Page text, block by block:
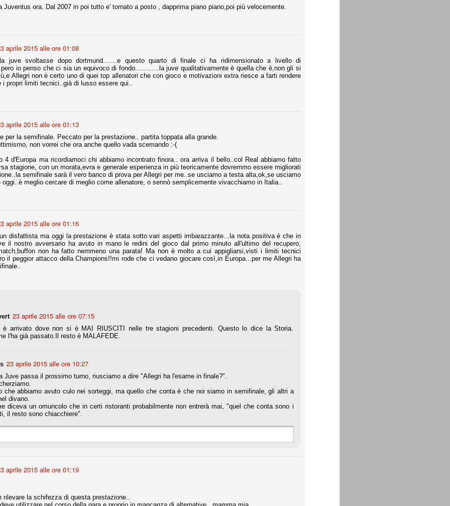
Juventus ora. Dal 2007 in poi tutto e' tornato a posto , dapprima piano piano,poi più velocemente.
aprile 2015 alle ore 01:08
juve svoltasse dopo dortmund.......e questo quarto di finale ci ha ridimensionato a livello di
io penso che ci sia un equivoco di fondo............la juve qualitativamente è quella che è,non gli si
Allegri non è certo uno di quei top allenatori che con gioco e motivazioni extra riesce a farti rendere
i propri limiti tecnici..già di lusso essere qui..
aprile 2015 alle ore 01:13
per la semifinale. Peccato per la prestazione.. partita toppata alla grande.
non vorrei che ora anche quello vada scemando :-(
4 d'Europa ma ricordiamoci chi abbiamo incontrato finora.. ora arriva il bello..col Real abbiamo fatto
stagione, con un morata,evra e generale esperienza in più teoricamente dovremmo essere migliorati
semifinale sarà il vero banco di prova per Allegri per me..se usciamo a testa alta,ok,se usciamo
oggi..è meglio cercare di meglio come allenatore, o sennò semplicemente vivacchiamo in Italia..
aprile 2015 alle ore 01:16
disfattista ma oggi la prestazione è stata sotto vari aspetti imbarazzante...la nota positiva è che in
il nostro avversario ha avuto in mano le redini del gioco dal primo minuto all'ultimo del recupero,
non ha fatto nemmeno una parata! Ma non è molto a cui appigliarsi,visti i limiti tecnici
il peggior attacco della Champions!!mi rode che ci vedano giocare così,in Europa...per me Allegri ha
23 aprile 2015 alle ore 07:15
è arrivato dove non si è MAI RIUSCITI nelle tre stagioni precedenti. Questo lo dice la Storia.
l'ha già passato.Il resto è MALAFEDE.
23 aprile 2015 alle ore 10:27
Juve passa il prossimo turno, riusciamo a dire "Allegri ha l'esame in finale?".
che abbiamo avuto culo nei sorteggi, ma quello che conta è che noi siamo in semifinale, gli altri a
divano.
diceva un omuncolo che in certi ristoranti probabilmente non entrerà mai, "quel che conta sono i
il resto sono chiacchiere".
aprile 2015 alle ore 01:19
rilevare la schifezza di questa prestazione..
si valuta alla fine, a inizio settembre. Fermo restando che poi
sono già arrivati Rugani, Dybala, Khedira, Mandzukic, Neto, Zaza.
uno fra i maggiori talenti del calcio italiano della sua generazione,
bravo nell'anticipo, bravo in marcatura, bravo nello scegliere il tempo
bravo nell'avanzare palla al piede, bravo nei colpi di testa. Bravo.
Juventus era fare mercato e farlo subito, anche al fine di
annunciate di Tevez e Pirlo, svecchiando al contempo una rosa
di Rugani, Dybala e Zaza, il gentleman agreement con il
sono tutte mosse che puntano a ringiovanire la rosa affidandosi a
per la Juventus l'epoca degli accordi di compartecipazione
accordo) dovrà scomparire dal calcio italiano.
del Sassuolo, così come Berardi (ora al 100%). Se uno dei due
atto di quanto costerà. Di certo, quei due giocatori, insieme a
parecchio. Non sul piano sportivo, ma su quello finanziario. E non
Marotta del quale una parte della tifoseria juventina sembra non
Comproprietà - Capitolo finale
Finita un'altra stagione di trionfi, è tempo ora per la Juve di
mettersi tutto alle spalle e di organizzare il mercato per la
stagione.
estinguere definitivamente la pratica delle comproprietà. Per
le società, la FIGC aveva dato inizialmente un anno di tempo,
poi decidere di concedere una proroga fino a giugno 2015.
orgogliosi di un gruppo (società, dirigenti, staff tecnico, squadra)
Una squadra che ha saputo cambiare guida tecnica, staff,
15:
ai rigori).